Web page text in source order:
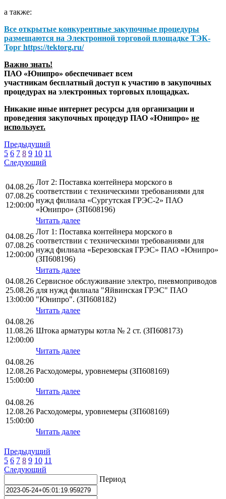
а также:
Все открытые конкурентные закупочные процедуры
размещаются на Электронной торговой площадке ТЭК-
Торг https://tektorg.ru/
Важно знать!
ПАО «Юнипро» обеспечивает всем
участникам бесплатный доступ к участию в закупочных
процедурах на электронных торговых площадках.
Никакие иные интернет ресурсы для организации и
проведения закупочных процедур ПАО «Юнипро» не
использует.
Предыдущий
5 6 7 8 9 10 11
Следующий
04.08.26
07.08.26
12:00:00
Лот 2: Поставка контейнера морского в
соответствии с техническими требованиями для
нужд филиала «Сургутская ГРЭС-2» ПАО
«Юнипро» (ЗП608196)
Читать далее
04.08.26
07.08.26
12:00:00
Лот 1: Поставка контейнера морского в
соответствии с техническими требованиями для
нужд филиала «Березовская ГРЭС» ПАО «Юнипро»
(ЗП608196)
Читать далее
04.08.26
25.08.26
13:00:00
Сервисное обслуживание электро, пневмоприводов
для нужд филиала "Яйвинская ГРЭС" ПАО
"Юнипро". (ЗП608182)
Читать далее
04.08.26
11.08.26
12:00:00
Штока арматуры котла № 2 ст. (ЗП608173)
Читать далее
04.08.26
12.08.26
15:00:00
Расходомеры, уровнемеры (ЗП608169)
Читать далее
04.08.26
12.08.26
15:00:00
Расходомеры, уровнемеры (ЗП608169)
Читать далее
Предыдущий
5 6 7 8 9 10 11
Следующий
Период